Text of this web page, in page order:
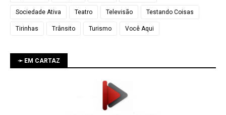
Sociedade Ativa Teatro Televisão Testando Coisas
Tirinhas Trânsito Turismo Você Aqui
➛ EM CARTAZ